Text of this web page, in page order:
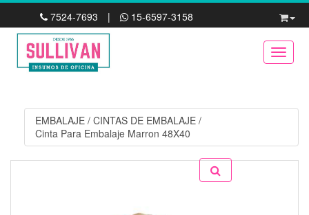
7524-7693 | 15-6597-3158
EMBALAJE / CINTAS DE EMBALAJE /
Cinta Para Embalaje Marron 48X40